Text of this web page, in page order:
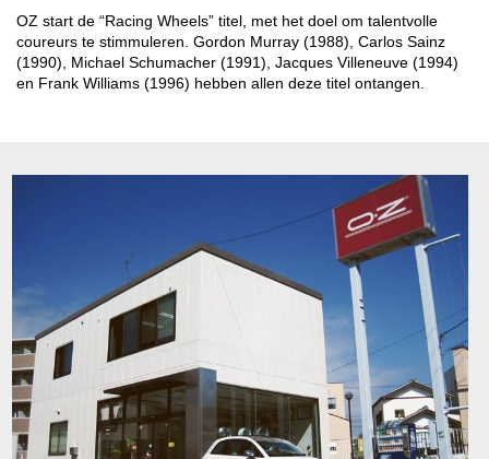
OZ start de “Racing Wheels” titel, met het doel om talentvolle
coureurs te stimmuleren. Gordon Murray (1988), Carlos Sainz
(1990), Michael Schumacher (1991), Jacques Villeneuve (1994)
en Frank Williams (1996) hebben allen deze titel ontangen.